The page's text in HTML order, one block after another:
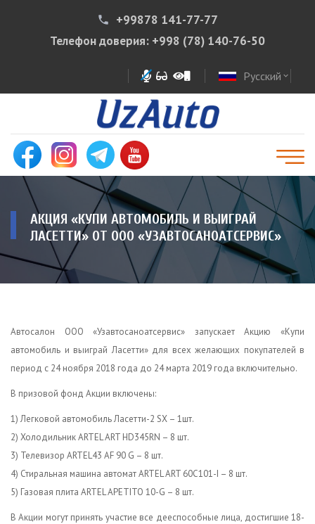
phone
+99878 141-77-77
Телефон доверия: +998 (78) 140-76-50
Русский expand_more
АКЦИЯ «КУПИ АВТОМОБИЛЬ И ВЫИГРАЙ
ЛАСЕТТИ» ОТ ООО «УЗАВТОСАНОАТСЕРВИС»
Автосалон ООО «Узавтосаноатсервис» запускает Акцию «Купи
автомобиль и выиграй Ласетти» для всех желающих покупателей в
период с 24 ноября 2018 года до 24 марта 2019 года включительно.
В призовой фонд Акции включены:
1) Легковой автомобиль Ласетти-2 SX – 1шт.
2) Холодильник ARTEL ART HD345RN – 8 шт.
3) Телевизор ARTEL43 AF 90 G – 8 шт.
4) Стиральная машина автомат ARTEL ART 60C101-I – 8 шт.
5) Газовая плита ARTEL APETITO 10-G – 8 шт.
В Акции могут принять участие все дееспособные лица, достигшие 18-